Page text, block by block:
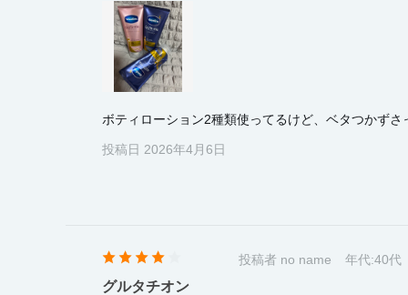
ボティローション2種類使ってるけど、ベタつかず
投稿日 2026年4月6日
投稿者 no name 年代:40代
グルタチオン